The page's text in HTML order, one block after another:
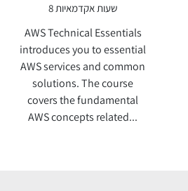
8 שעות אקדמאיות
AWS Technical Essentials
introduces you to essential
AWS services and common
solutions. The course
covers the fundamental
AWS concepts related...